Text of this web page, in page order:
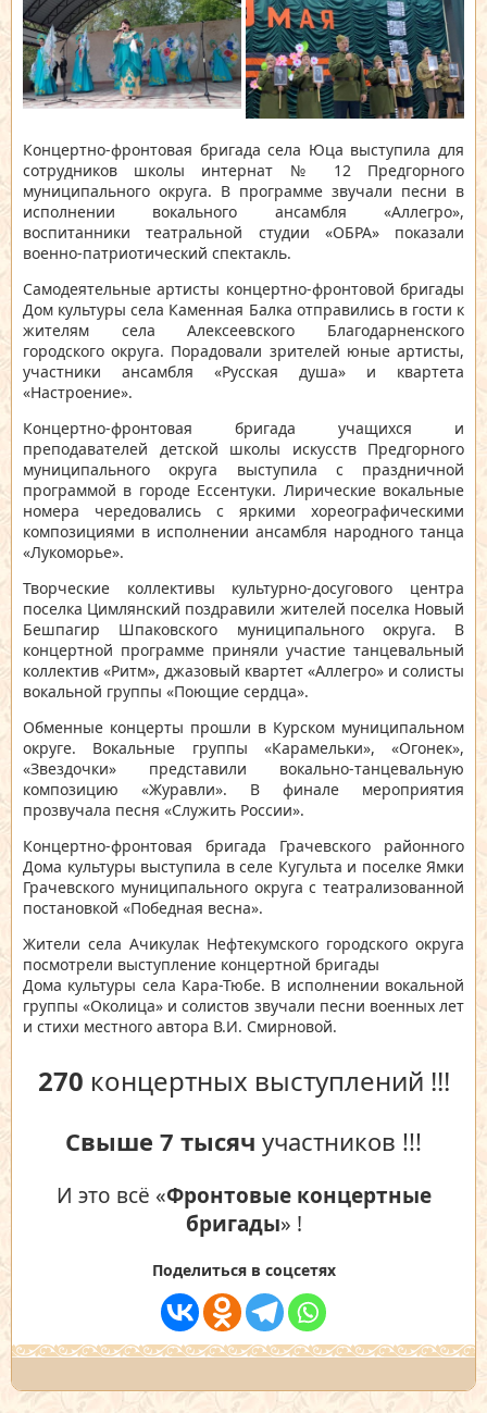
Концертно-фронтовая бригада села Юца выступила для
сотрудников школы интернат № 12 Предгорного
муниципального округа. В программе звучали песни в
исполнении вокального ансамбля «Аллегро»,
воспитанники театральной студии «ОБРА» показали
военно-патриотический спектакль.
Самодеятельные артисты концертно-фронтовой бригады
Дом культуры села Каменная Балка отправились в гости к
жителям села Алексеевского Благодарненского
городского округа. Порадовали зрителей юные артисты,
участники ансамбля «Русская душа» и квартета
«Настроение».
Концертно-фронтовая бригада учащихся и
преподавателей детской школы искусств Предгорного
муниципального округа выступила с праздничной
программой в городе Ессентуки. Лирические вокальные
номера чередовались с яркими хореографическими
композициями в исполнении ансамбля народного танца
«Лукоморье».
Творческие коллективы культурно-досугового центра
поселка Цимлянский поздравили жителей поселка Новый
Бешпагир Шпаковского муниципального округа. В
концертной программе приняли участие танцевальный
коллектив «Ритм», джазовый квартет «Аллегро» и солисты
вокальной группы «Поющие сердца».
Обменные концерты прошли в Курском муниципальном
округе. Вокальные группы «Карамельки», «Огонек»,
«Звездочки» представили вокально-танцевальную
композицию «Журавли». В финале мероприятия
прозвучала песня «Служить России».
Концертно-фронтовая бригада Грачевского районного
Дома культуры выступила в селе Кугульта и поселке Ямки
Грачевского муниципального округа с театрализованной
постановкой «Победная весна».
Жители села Ачикулак Нефтекумского городского округа
посмотрели выступление концертной бригады
Дома культуры села Кара-Тюбе. В исполнении вокальной
группы «Околица» и солистов звучали песни военных лет
и стихи местного автора В.И. Смирновой.
270 концертных выступлений !!!
Свыше 7 тысяч участников !!!
И это всё «Фронтовые концертные
бригады» !
Поделиться в соцсетях